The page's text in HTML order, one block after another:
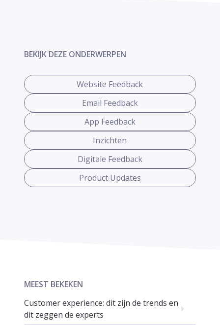
BEKIJK DEZE ONDERWERPEN
Website Feedback
Email Feedback
App Feedback
Inzichten
Digitale Feedback
Product Updates
MEEST BEKEKEN
Customer experience: dit zijn de trends en
dit zeggen de experts